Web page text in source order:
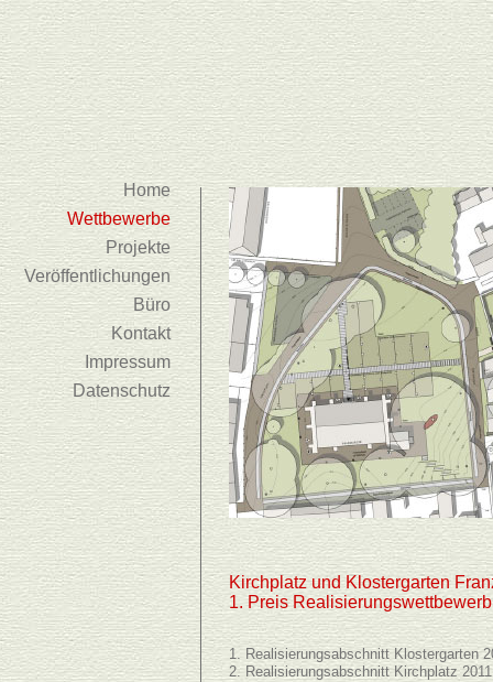
Home
Wettbewerbe
Projekte
Veröffentlichungen
Büro
Kontakt
Impressum
Datenschutz
Kirchplatz und Klostergarten
1. Preis
1. Realisierungsabschnitt Klostergarten
2. Realisierungsabschnitt Kirchplatz